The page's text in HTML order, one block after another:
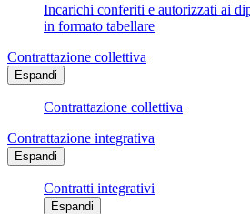
Incarichi conferiti e autorizzati ai
in formato tabellare
Contrattazione collettiva
Espandi
Contrattazione collettiva
Contrattazione integrativa
Espandi
Contratti integrativi
Espandi